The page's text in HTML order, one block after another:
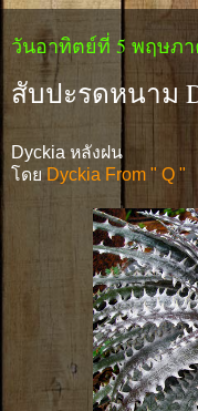
วันอาทิตย์ที่ 5 พฤษภา
สับปะรดหนาม
Dyckia หลังฝน
โดยDyckia From " Q "